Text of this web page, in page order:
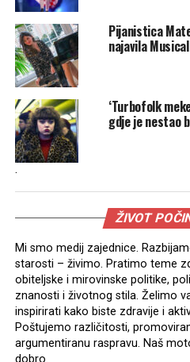
Pijanistica
najavila
‘Turbofolk
gdje je nestao
.
ŽIVOT
Mi smo medij zajednice.
starosti – živimo. Pratimo teme
obiteljske i mirovinske politike,
znanosti i životnog stila. Želimo
inspirirati kako biste zdravije i
Poštujemo različitosti,
argumentiranu raspravu. Naš